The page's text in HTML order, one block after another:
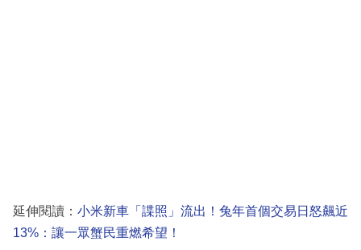
延伸閱讀： 小米新車「諜照」流出！兔年首個交易日怒飆近
13%：讓一眾蟹民重燃希望！